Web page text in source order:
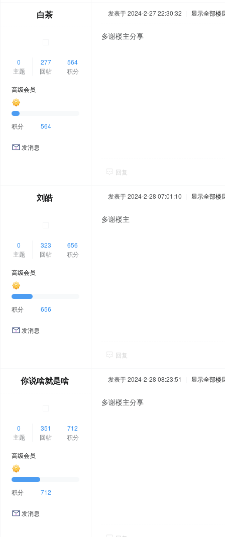
白茶
0
主题
277
回帖
564
积分
高级会员
积分 564
发消息
发表于 2024-2-27 22:30:32 显示全部楼
多谢楼主分享
回复
刘皓
0
主题
323
回帖
656
积分
高级会员
积分 656
发消息
发表于 2024-2-28 07:01:10 显示全部楼
多谢楼主
回复
你说啥就是啥
0
主题
351
回帖
712
积分
高级会员
积分 712
发消息
发表于 2024-2-28 08:23:51 显示全部楼
多谢楼主分享